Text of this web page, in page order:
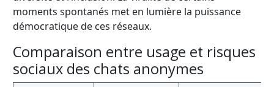
moments spontanés met en lumière la puissance
démocratique de ces réseaux.
Comparaison entre usage et risques
sociaux des chats anonymes